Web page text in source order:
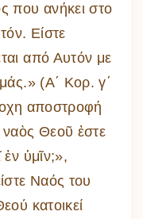
που ανήκει στο
Είστε
από Αυτόν με
(Α΄ Κορ. γ΄
αποστροφή
Θεοῦ ἐστε
ὑμῖν;»,
Ναός του
κατοικεί